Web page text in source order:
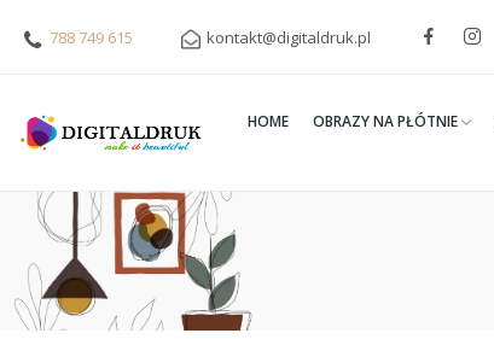
788 749 615 kontakt@digitaldruk.pl
HOME OBRAZY NA PŁÓTNIE